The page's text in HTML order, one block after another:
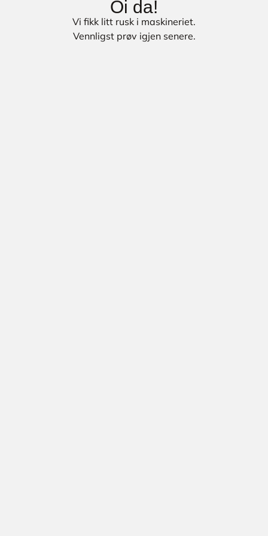
Oi da!
Vi fikk litt rusk i maskineriet.
Vennligst prøv igjen senere.